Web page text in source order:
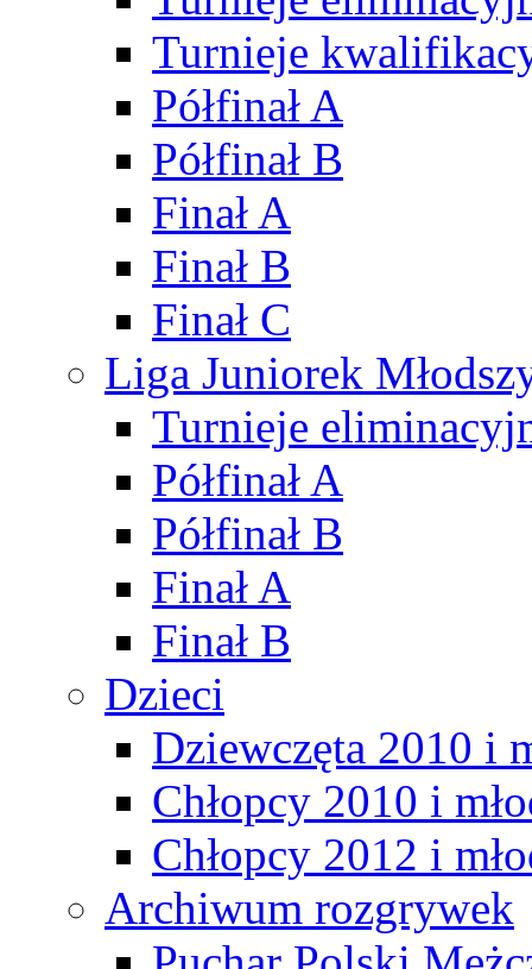
Turnieje
Półfinał A
Półfinał B
Finał A
Finał B
Finał C
Liga Juniorek
Turnieje
Półfinał A
Półfinał B
Finał A
Finał B
Dzieci
Dziewczęta 2010 i
Chłopcy 2010 i
Chłopcy 2012 i
Archiwum rozgrywek